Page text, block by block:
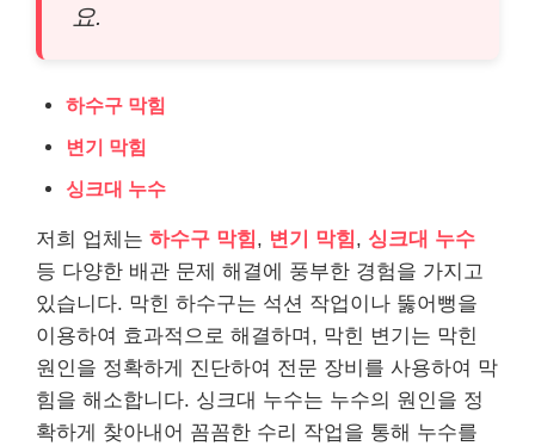
요.
하수구 막힘
변기 막힘
싱크대 누수
저희 업체는 하수구 막힘, 변기 막힘, 싱크대 누수
등 다양한 배관 문제 해결에 풍부한 경험을 가지고
있습니다. 막힌 하수구는 석션 작업이나 뚫어뻥을
이용하여 효과적으로 해결하며, 막힌 변기는 막힌
원인을 정확하게 진단하여 전문 장비를 사용하여 막
힘을 해소합니다. 싱크대 누수는 누수의 원인을 정
확하게 찾아내어 꼼꼼한 수리 작업을 통해 누수를